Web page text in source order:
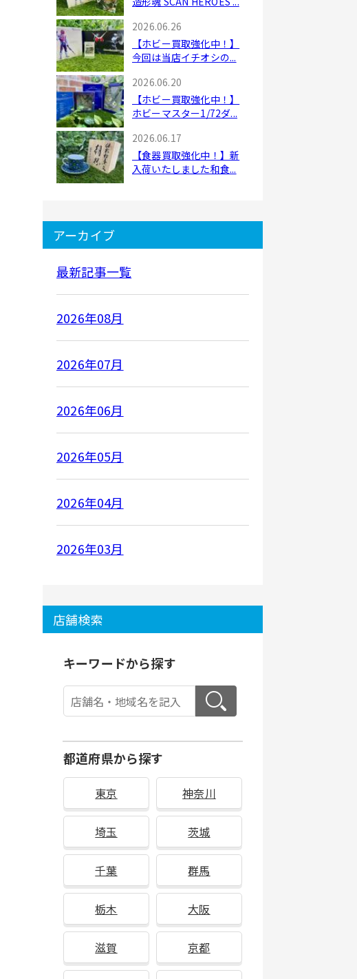
2026.06.26
【ホビー買取強化中！】
今回は当店イチオシの...
2026.06.20
【ホビー買取強化中！】
ホビーマスター1/72ダ...
2026.06.17
【食器買取強化中！】新
入荷いたしました和食...
アーカイブ
最新記事一覧
2026年08月
2026年07月
2026年06月
2026年05月
2026年04月
2026年03月
店舗検索
キーワードから探す
都道府県から探す
東京 神奈川
埼玉 茨城
千葉 群馬
栃木 大阪
滋賀 京都